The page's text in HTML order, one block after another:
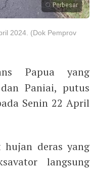
Perbesar
2024. (Dok Pemprov
Papua yang
Paniai, putus
Senin 22 April
deras yang
langsung